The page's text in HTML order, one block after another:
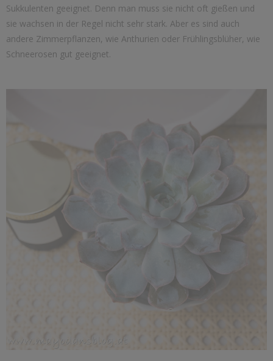
Sukkulenten geeignet. Denn man muss sie nicht oft gießen und
sie wachsen in der Regel nicht sehr stark. Aber es sind auch
andere Zimmerpflanzen, wie Anthurien oder Frühlingsblüher, wie
Schneerosen gut geeignet.